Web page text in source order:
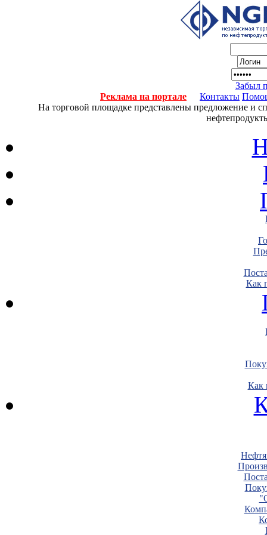
Забыл
Реклама на портале
Контакты
На торговой площадке представлены предложение и
Как
Как